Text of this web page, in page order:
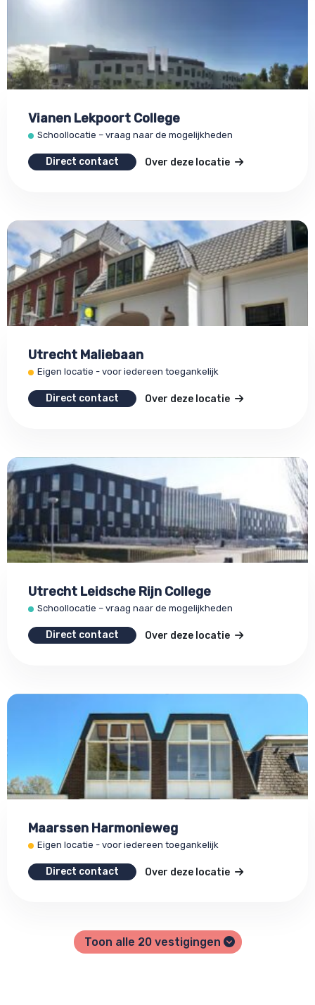
Vianen Lekpoort College
Schoollocatie – vraag naar de mogelijkheden
Direct contact Over deze locatie
Utrecht Maliebaan
Eigen locatie - voor iedereen toegankelijk
Direct contact Over deze locatie
Utrecht Leidsche Rijn College
Schoollocatie – vraag naar de mogelijkheden
Direct contact Over deze locatie
Maarssen Harmonieweg
Eigen locatie - voor iedereen toegankelijk
Direct contact Over deze locatie
Toon alle 20vestigingen